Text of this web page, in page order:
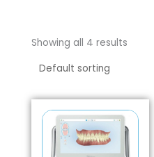
Showing all 4 results